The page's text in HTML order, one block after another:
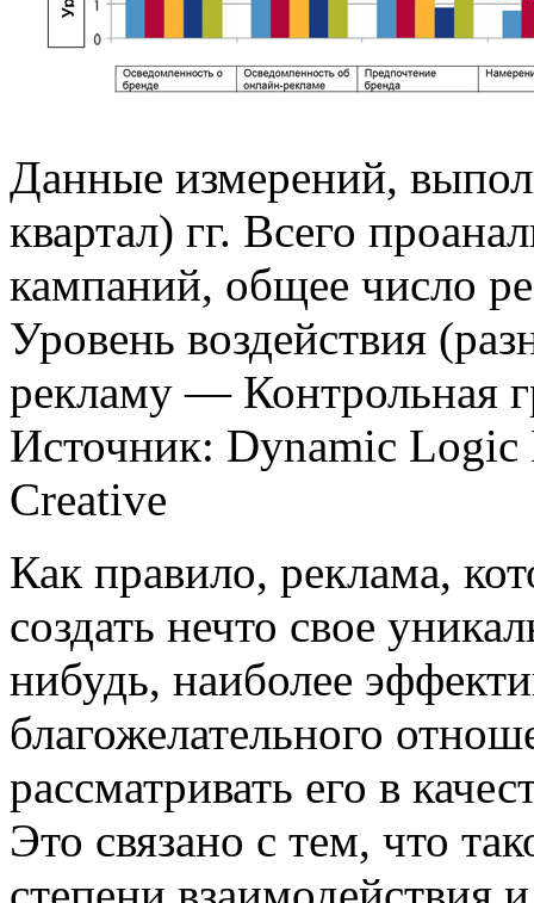
Данные измерений,
квартал) гг. Всего
кампаний, общее число
Уровень воздействия
рекламу — Контрольная
Источник: Dynamic
Creative
Как правило, реклама,
создать нечто свое
нибудь, наиболее
благожелательного
рассматривать его в
Это связано с тем, что